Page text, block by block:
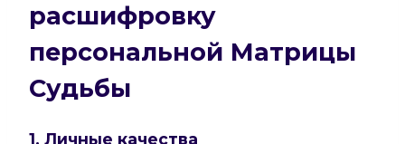
расшифровку
персональной Матрицы
Судьбы
1. Личные качества